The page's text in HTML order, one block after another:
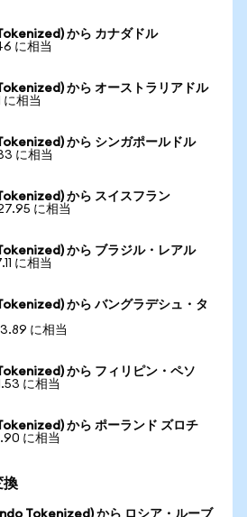
から カナダドル
に相当
から オーストラリアドル
に相当
から シンガポールドル
に相当
から スイスフラン
に相当
から ブラジル・レアル
に相当
から バングラデシュ・タ
に相当
から フィリピン・ペソ
に相当
から ポーランド ズロチ
に相当
換
Tokenized) から ロシア・ルーブ